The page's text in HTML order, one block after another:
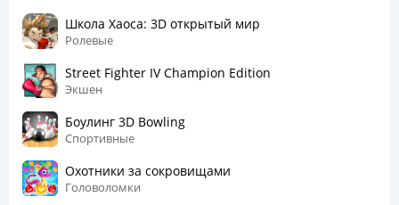
Школа Хаоса: 3D открытый мир
Ролевые
Street Fighter IV Champion Edition
Экшен
Боулинг 3D Bowling
Спортивные
Охотники за сокровищами
Головоломки